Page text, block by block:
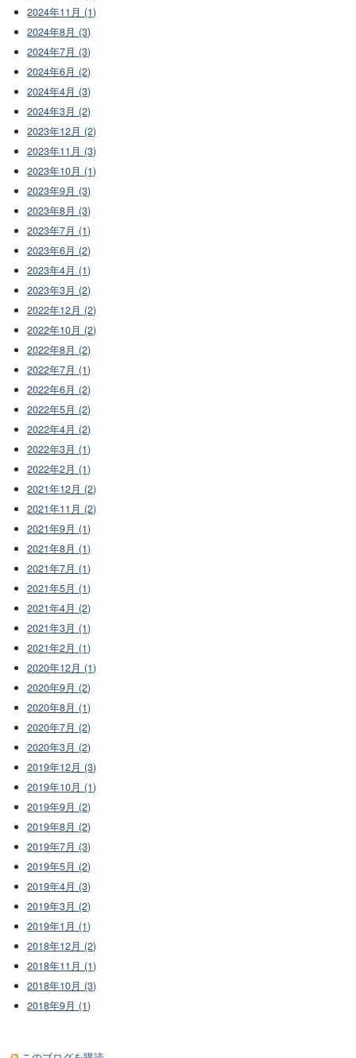
2024年11月 (1)
2024年8月 (3)
2024年7月 (3)
2024年6月 (2)
2024年4月 (3)
2024年3月 (2)
2023年12月 (2)
2023年11月 (3)
2023年10月 (1)
2023年9月 (3)
2023年8月 (3)
2023年7月 (1)
2023年6月 (2)
2023年4月 (1)
2023年3月 (2)
2022年12月 (2)
2022年10月 (2)
2022年8月 (2)
2022年7月 (1)
2022年6月 (2)
2022年5月 (2)
2022年4月 (2)
2022年3月 (1)
2022年2月 (1)
2021年12月 (2)
2021年11月 (2)
2021年9月 (1)
2021年8月 (1)
2021年7月 (1)
2021年5月 (1)
2021年4月 (2)
2021年3月 (1)
2021年2月 (1)
2020年12月 (1)
2020年9月 (2)
2020年8月 (1)
2020年7月 (2)
2020年3月 (2)
2019年12月 (3)
2019年10月 (1)
2019年9月 (2)
2019年8月 (2)
2019年7月 (3)
2019年5月 (2)
2019年4月 (3)
2019年3月 (2)
2019年1月 (1)
2018年12月 (2)
2018年11月 (1)
2018年10月 (3)
2018年9月 (1)